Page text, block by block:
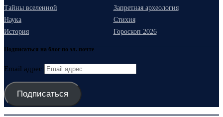
Тайны вселенной
Запретная археология
Наука
Стихия
История
Гороскоп 2026
Подписаться на блог по эл. почте
Email адрес
Подписаться